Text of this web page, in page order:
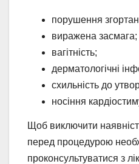
порушення
виражена засмага;
вагітність;
дерматологічні
схильність до
носіння
Щоб виключити
перед процедурою
проконсультуватися з